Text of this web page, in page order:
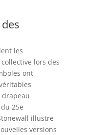
les
lors des
ont
25e
illustre
versions